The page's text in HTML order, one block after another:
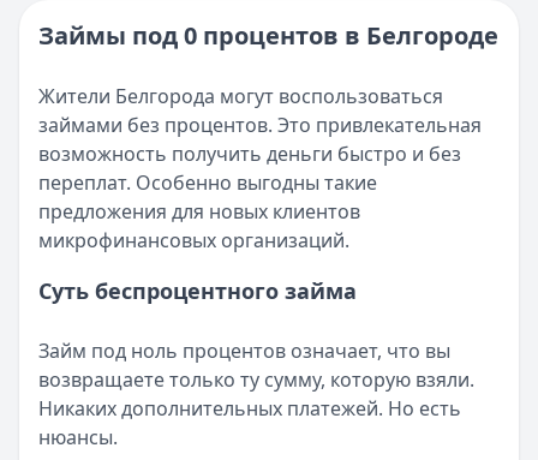
Категория:МФО и микрозаймы
Все статьи
Возврат переплаты в «Займере»: актуальная
Опубликовано:5 декабря 2025 г.
Категория:МФО
Читать новость
Срочный микрозайм 15 000 ₽ на карту: свежая
Кратко:Нужны 15 000 рублей на карту прямо сегодня?
Опубликовано:5 декабря 2025 г.
Читать новость
Кратко:В III квартале 2025 года владельцы iPhone
Опубликовано:5 декабря 2025 г.
Категория:МФО
Читать новость
Займы под 0 процентов в Белгороде
Жители Белгорода могут воспользоваться
займами без процентов. Это привлекательная
возможность получить деньги быстро и без
переплат. Особенно выгодны такие
предложения для новых клиентов
микрофинансовых организаций.
Суть беспроцентного займа
Займ под ноль процентов означает, что вы
возвращаете только ту сумму, которую взяли.
Никаких дополнительных платежей. Но есть
нюансы.